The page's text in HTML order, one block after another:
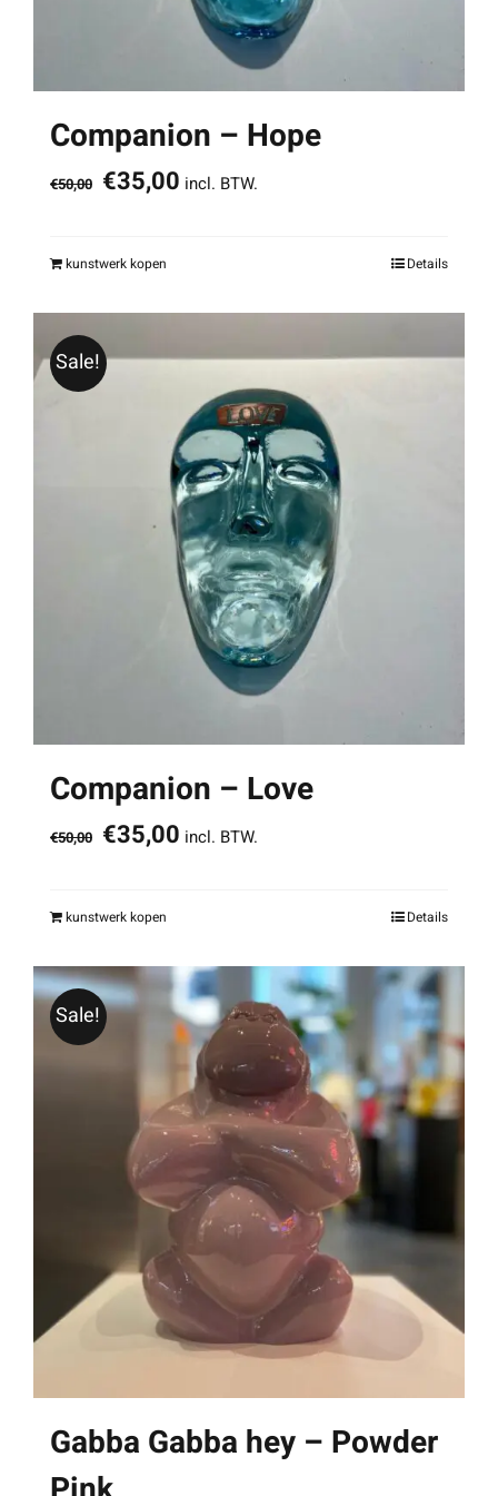
Companion – Hope
€50,00 Oorspronkelijke
€35,00 Huidige
incl. BTW.
kunstwerk kopen Details
Sale!
Companion – Love
€50,00 Oorspronkelijke
€35,00 Huidige
incl. BTW.
kunstwerk kopen Details
Sale!
Gabba Gabba hey – Powder